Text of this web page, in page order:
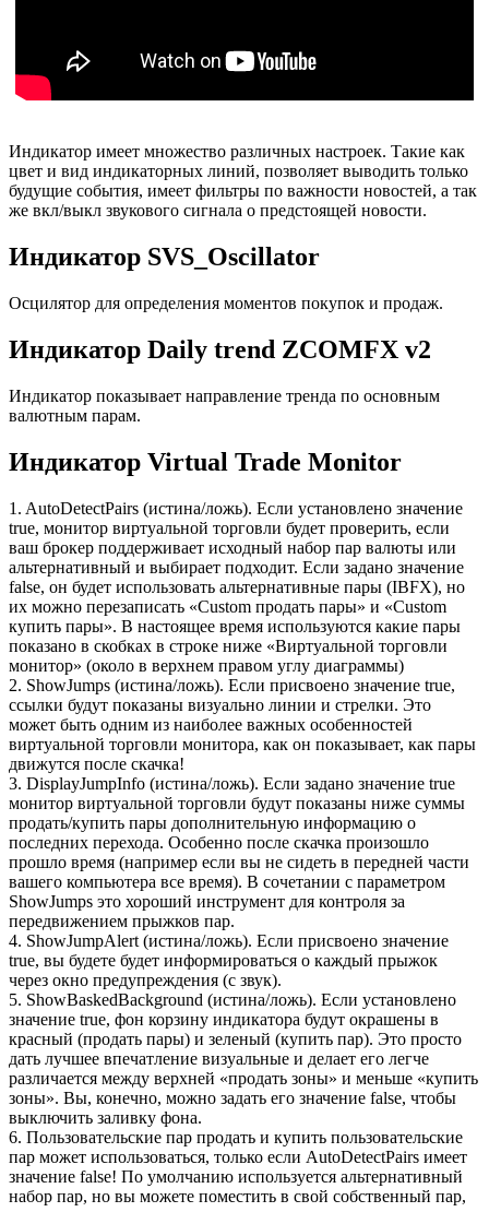
Индикатор имеет множество различных настроек. Такие как
цвет и вид индикаторных линий, позволяет выводить только
будущие события, имеет фильтры по важности новостей, а так
же вкл/выкл звукового сигнала о предстоящей новости.
Индикатор SVS_Oscillator
Осцилятор для определения моментов покупок и продаж.
Индикатор Daily trend ZCOMFX v2
Индикатор показывает направление тренда по основным
валютным парам.
Индикатор Virtual Trade Monitor
1. AutoDetectPairs (истина/ложь). Если установлено значение
true, монитор виртуальной торговли будет проверить, если
ваш брокер поддерживает исходный набор пар валюты или
альтернативный и выбирает подходит. Если задано значение
false, он будет использовать альтернативные пары (IBFX), но
их можно перезаписать «Custom продать пары» и «Custom
купить пары». В настоящее время используются какие пары
показано в скобках в строке ниже «Виртуальной торговли
монитор» (около в верхнем правом углу диаграммы)
2. ShowJumps (истина/ложь). Если присвоено значение true,
ссылки будут показаны визуально линии и стрелки. Это
может быть одним из наиболее важных особенностей
виртуальной торговли монитора, как он показывает, как пары
движутся после скачка!
3. DisplayJumpInfo (истина/ложь). Если задано значение true
монитор виртуальной торговли будут показаны ниже суммы
продать/купить пары дополнительную информацию о
последних перехода. Особенно после скачка произошло
прошло время (например если вы не сидеть в передней части
вашего компьютера все время). В сочетании с параметром
ShowJumps это хороший инструмент для контроля за
передвижением прыжков пар.
4. ShowJumpAlert (истина/ложь). Если присвоено значение
true, вы будете будет информироваться о каждый прыжок
через окно предупреждения (с звук).
5. ShowBaskedBackground (истина/ложь). Если установлено
значение true, фон корзину индикатора будут окрашены в
красный (продать пары) и зеленый (купить пар). Это просто
дать лучшее впечатление визуальные и делает его легче
различается между верхней «продать зоны» и меньше «купить
зоны». Вы, конечно, можно задать его значение false, чтобы
выключить заливку фона.
6. Пользовательские пар продать и купить пользовательские
пар может использоваться, только если AutoDetectPairs имеет
значение false! По умолчанию используется альтернативный
набор пар, но вы можете поместить в свой собственный пар,